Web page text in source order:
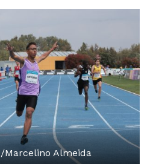
Marcelino Almeida